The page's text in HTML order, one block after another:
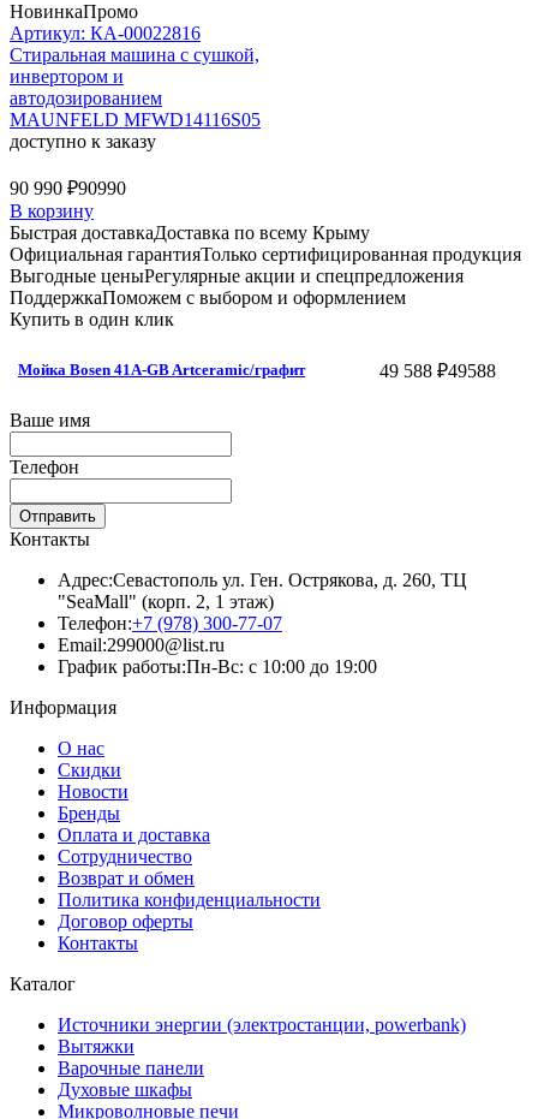
НовинкаПромо
Артикул: КА-00022816
Стиральная машина c сушкой,
инвертором и
автодозированием
MAUNFELD MFWD14116S05
доступно к заказу
90 990 ₽90990
В корзину
Быстрая доставкаДоставка по всему Крыму
Официальная гарантияТолько сертифицированная продукция
Выгодные ценыРегулярные акции и спецпредложения
ПоддержкаПоможем с выбором и оформлением
Купить в один клик
Мойка Bosen 41A-GB Artceramic/графит 49 588 ₽49588
Ваше имя
Телефон
Отправить
Контакты
Адрес:Севастополь ул. Ген. Острякова, д. 260, ТЦ
"SeaMall" (корп. 2, 1 этаж)
Телефон:+7 (978) 300-77-07
Email:299000@list.ru
График работы:Пн-Вс: с 10:00 до 19:00
Информация
О нас
Скидки
Новости
Бренды
Оплата и доставка
Сотрудничество
Возврат и обмен
Политика конфиденциальности
Договор оферты
Контакты
Каталог
Источники энергии (электростанции, powerbank)
Вытяжки
Варочные панели
Духовые шкафы
Микроволновые печи